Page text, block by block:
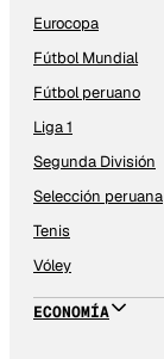
Eurocopa
Fútbol Mundial
Fútbol peruano
Liga 1
Segunda División
Selección peruana
Tenis
Vóley
ECONOMÍA